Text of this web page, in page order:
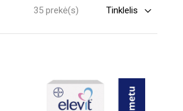
35 prekė(s)